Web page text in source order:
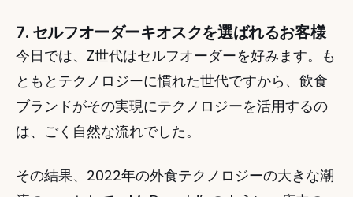
7. セルフオーダーキオスクを選ばれるお客様
今日では、Z世代はセルフオーダーを好みます。も
ともとテクノロジーに慣れた世代ですから、飲食
ブランドがその実現にテクノロジーを活用するの
は、ごく自然な流れでした。
その結果、2022年の外食テクノロジーの大きな潮